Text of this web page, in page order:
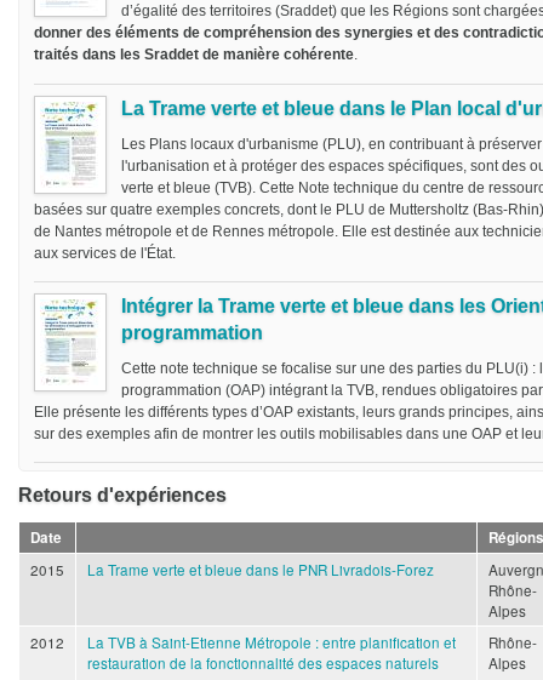
d’égalité des territoires (Sraddet) que les Régions sont
donner des éléments de compréhension des synergies et des
traités dans les Sraddet de manière cohérente.
La Trame verte et bleue dans le Plan local
Les Plans locaux d'urbanisme (PLU), en contribuant à
l'urbanisation et à protéger des espaces spécifiques, sont des
verte et bleue (TVB). Cette Note technique du centre de
basées sur quatre exemples concrets, dont le PLU de Muttersholtz (Bas-
de Nantes métropole et de Rennes métropole. Elle est destinée aux
aux services de l'État.
Intégrer la Trame verte et bleue dans les
programmation
Cette note technique se focalise sur une des parties du PLU(i) :
programmation (OAP) intégrant la TVB, rendues obligatoires
Elle présente les différents types d’OAP existants, leurs grands principes,
sur des exemples afin de montrer les outils mobilisables dans une OAP et
Retours d'expériences
Date
Régions
2015
La Trame verte et bleue dans le PNR Livradois-Forez
Rhône-
Alpes
2012
La TVB à Saint-Etienne Métropole : entre planification et
restauration de la fonctionnalité des espaces naturels
Rhône-
Alpes